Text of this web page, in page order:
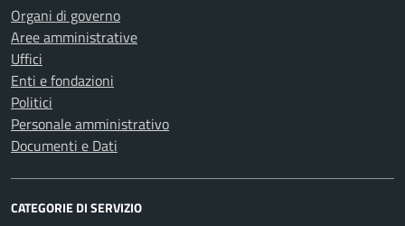
Organi di governo
Aree amministrative
Uffici
Enti e fondazioni
Politici
Personale amministrativo
Documenti e Dati
CATEGORIE DI SERVIZIO